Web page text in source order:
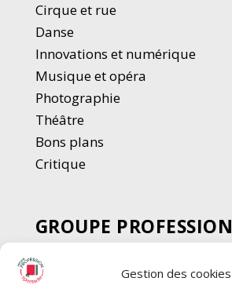
Gestion des cookies
Cirque et rue
Danse
Innovations et numérique
Musique et opéra
Photographie
Théâtre
Bons plans
Critique
GROUPE PROFESSION
SPECTACLE
Chèque Intermittents